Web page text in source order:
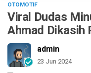
OTOMOTIF
Viral Dudas
Ahmad Dikasih
admin
23 Jun 2024